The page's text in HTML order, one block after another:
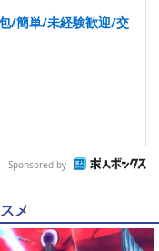
/簡単/未経験歓迎/交
Sponsored by
メ